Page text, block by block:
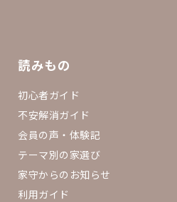
読みもの
初心者ガイド
不安解消ガイド
会員の声・体験記
テーマ別の家選び
家守からのお知らせ
利用ガイド